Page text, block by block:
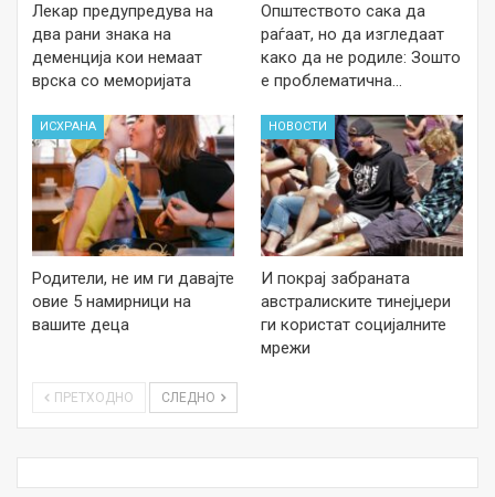
Лекар предупредува на
два рани знака на
деменција кои немаат
врска со меморијата
Општеството сака да
раѓаат, но да изгледаат
како да не родиле: Зошто
е проблематична…
ИСХРАНА
Родители, не им ги давајте
овие 5 намирници на
вашите деца
НОВОСТИ
И покрај забраната
австралиските тинејџери
ги користат социјалните
мрежи
ПРЕТХОДНО СЛЕДНО